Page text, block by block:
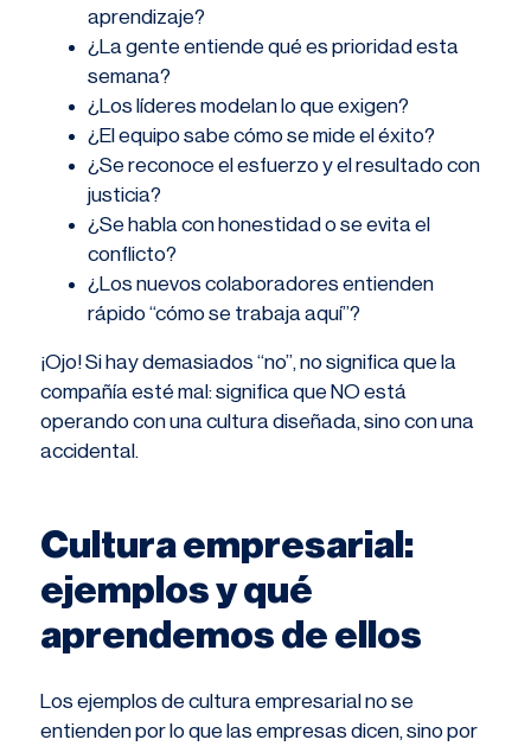
aprendizaje?
¿La gente entiende qué es prioridad esta
semana?
¿Los líderes modelan lo que exigen?
¿El equipo sabe cómo se mide el éxito?
¿Se reconoce el esfuerzo y el resultado con
justicia?
¿Se habla con honestidad o se evita el
conflicto?
¿Los nuevos colaboradores entienden
rápido “cómo se trabaja aquí”?
¡Ojo! Si hay demasiados “no”, no significa que la
compañía esté mal: significa que NO está
operando con una cultura diseñada, sino con una
accidental.
Cultura empresarial:
ejemplos y qué
aprendemos de ellos
Los ejemplos de cultura empresarial no se
entienden por lo que las empresas dicen, sino por